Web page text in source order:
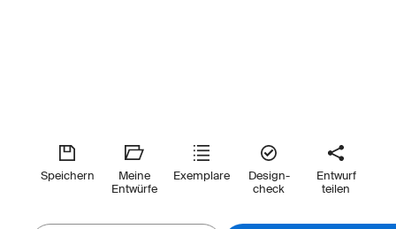
Speichern
Meine
Entwürfe
Exemplare
Design-
check
Entwurf
teilen